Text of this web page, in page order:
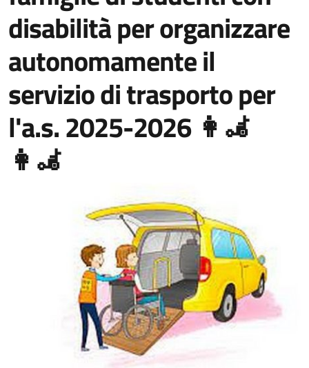
disabilità per organizzare
autonomamente il
servizio di trasporto per
l'a.s. 2025-2026 👩‍🦼
👩‍🦼